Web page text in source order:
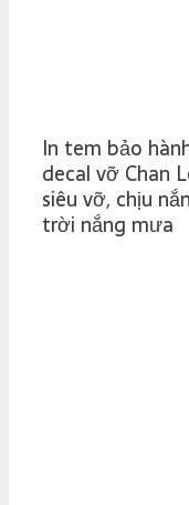
In tem bảo
decal vỡ Chan
siêu vỡ, chịu
trời nắng mưa